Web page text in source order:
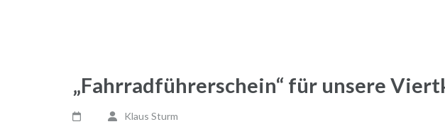
„Fahrradführerschein“ für unsere
Klaus Sturm